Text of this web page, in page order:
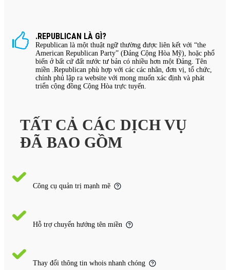
.REPUBLICAN LÀ GÌ?
Republican là một thuật ngữ thường được liên kết với “the
American Republican Party” (Đảng Cộng Hòa Mỹ), hoặc phổ
biến ở bất cứ đất nước tư bản có nhiều hơn một Đảng. Tên
miền .Republican phù hợp với các các nhân, đơn vị, tổ chức,
chính phủ lập ra website với mong muốn xác định và phát
triển cộng đồng Cộng Hòa trực tuyến.
TẤT CẢ CÁC DỊCH VỤ
ĐÃ BAO GỒM
Công cụ quản trị mạnh mẽ
Hỗ trợ chuyển hướng tên miền
Thay đổi thông tin whois nhanh chóng